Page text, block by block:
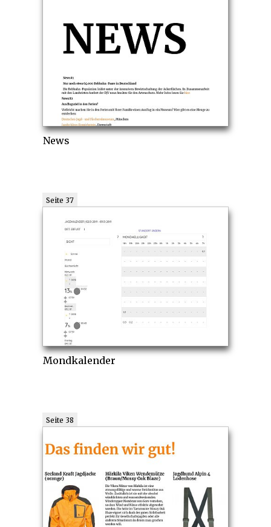
News
Seite 37
Mondkalender
Seite 38